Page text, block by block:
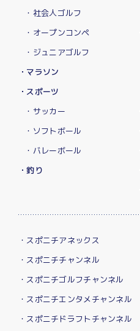
・社会人ゴルフ
・オープンコンペ
・ジュニアゴルフ
・マラソン
・スポーツ
・サッカー
・ソフトボール
・バレーボール
・釣り
・スポニチアネックス
・スポニチチャンネル
・スポニチゴルフチャンネル
・スポニチエンタメチャンネル
・スポニチドラフトチャンネル